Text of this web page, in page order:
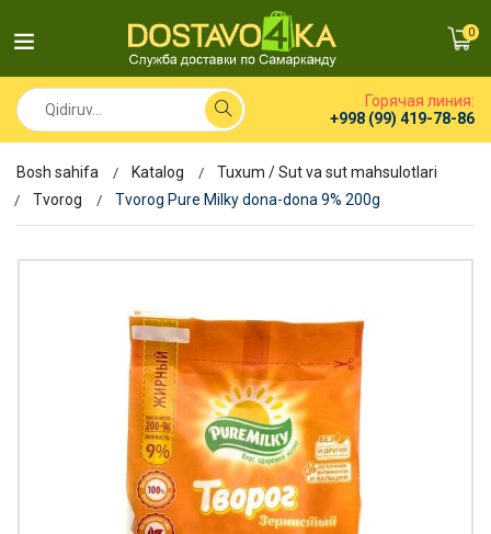
0
Горячая линия:
+998 (99) 419-78-86
Bosh sahifa Katalog
Tuxum / Sut va sut mahsulotlari
Tvorog
Tvorog Pure Milky dona-dona 9% 200g